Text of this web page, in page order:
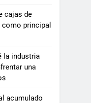
cajas de
principal
la industria
una
acumulado